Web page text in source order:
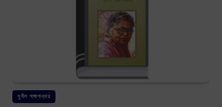
সুনীল গঙ্গোপাধ্যায়